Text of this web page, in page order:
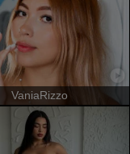
VaniaRizzo